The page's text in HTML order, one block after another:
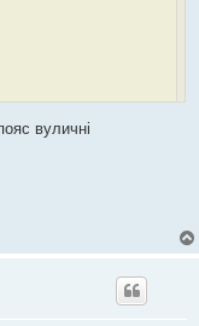
чутно) Так що антена
вуличні